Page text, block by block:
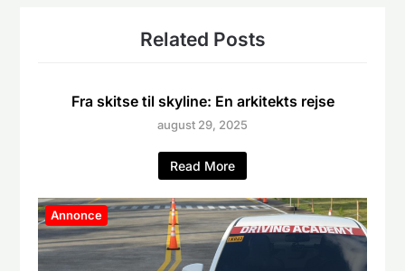
Related Posts
Fra skitse til skyline: En arkitekts rejse
august 29, 2025
Read More
Annonce